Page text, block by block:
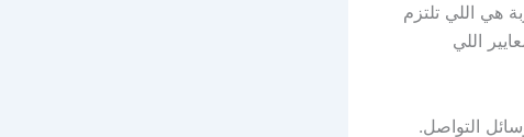
هي اللي تلتزم
اللي
التواصل.